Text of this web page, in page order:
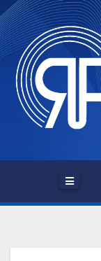
Skip
to
content